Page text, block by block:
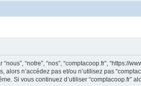
“notre”, “nos”, “comptacoop.fr”,
n’accédez pas et/ou n’utilisez pas
Si vous continuez d’utiliser “comptacoop.fr”